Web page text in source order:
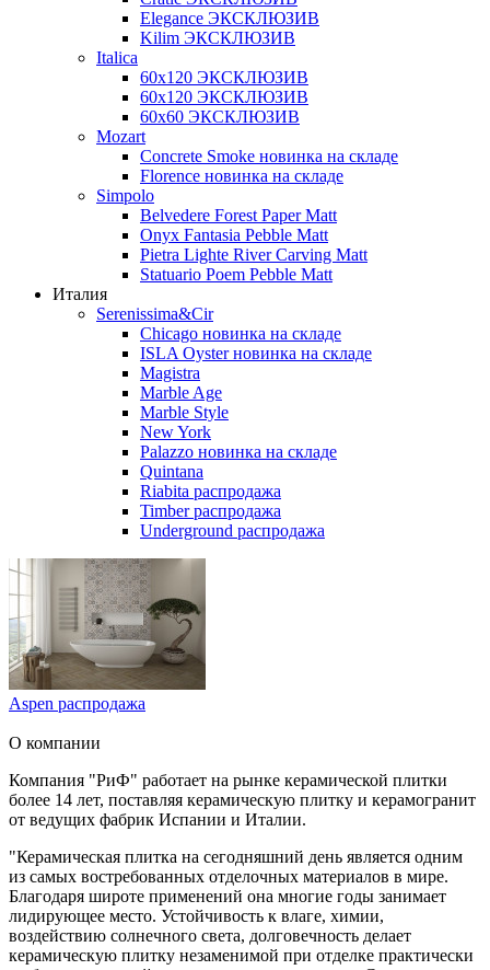
Elegance ЭКСКЛЮЗИВ
Kilim ЭКСКЛЮЗИВ
Italica
60х120 ЭКСКЛЮЗИВ
60х120 ЭКСКЛЮЗИВ
60х60 ЭКСКЛЮЗИВ
Mozart
Concrete Smoke новинка на складе
Florence новинка на складе
Simpolo
Belvedere Forest Paper Matt
Onyx Fantasia Pebble Matt
Pietra Lighte River Carving Matt
Statuario Poem Pebble Matt
Италия
Serenissima&Cir
Chicago новинка на складе
ISLA Oyster новинка на складе
Magistra
Marble Age
Marble Style
New York
Palazzo новинка на складе
Quintana
Riabita распродажа
Timber распродажа
Underground распродажа
Aspen распродажа
О компании
Компания "РиФ" работает на рынке керамической плитки
более 14 лет, поставляя керамическую плитку и керамогранит
от ведущих фабрик Испании и Италии.
"Керамическая плитка на сегодняшний день является одним
из самых востребованных отделочных материалов в мире.
Благодаря широте применений она многие годы занимает
лидирующее место. Устойчивость к влаге, химии,
воздействию солнечного света, долговечность делает
керамическую плитку незаменимой при отделке практически